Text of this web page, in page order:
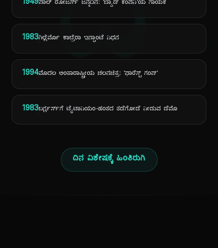
ದಿ
1949ಪಾಲ್ ರೋಜರ್ಸ್ ಜನ್ಮದಿನ: 'ಬ್ಯಾಡ್ ಕಂಪನಿ'ಯ ಗಾಯಕ
1983ಗಿಲ್ಲೆರ್ಮೊ ಕಾಬ್ರೆರಾ ಇನ್ಫಾಂಟೆ ನಿಧನ
1994ಮೊದಲ ಅಂತಾರಾಷ್ಟ್ರೀಯ ಚಲನಚಿತ್ರ: 'ಫಾರೆಸ್ಟ್ ಗಂಪ್'
1983ಬರ್ಗ್ಲರ್ಸ್‌ಗೆ ಟೈಟಾನಿಯಂ-ಹಂತದ ತಡೆಗೋಡೆ ನೀಡುವ ಡೆಮೊ
ದಿನ ವಿಶೇಷಕ್ಕೆ ಹಿಂತಿರುಗಿ